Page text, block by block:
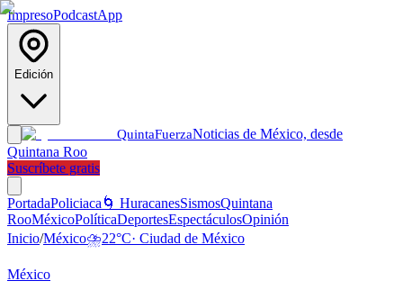
ImpresoPodcastApp
Edición
QuintaFuerzaNoticias de México, desde
Quintana Roo
Suscríbete gratis
PortadaPoliciaca 🌀 HuracanesSismosQuintana
RooMéxicoPolíticaDeportesEspectáculosOpinión
Inicio/México⛈️22°C· Ciudad de México
México